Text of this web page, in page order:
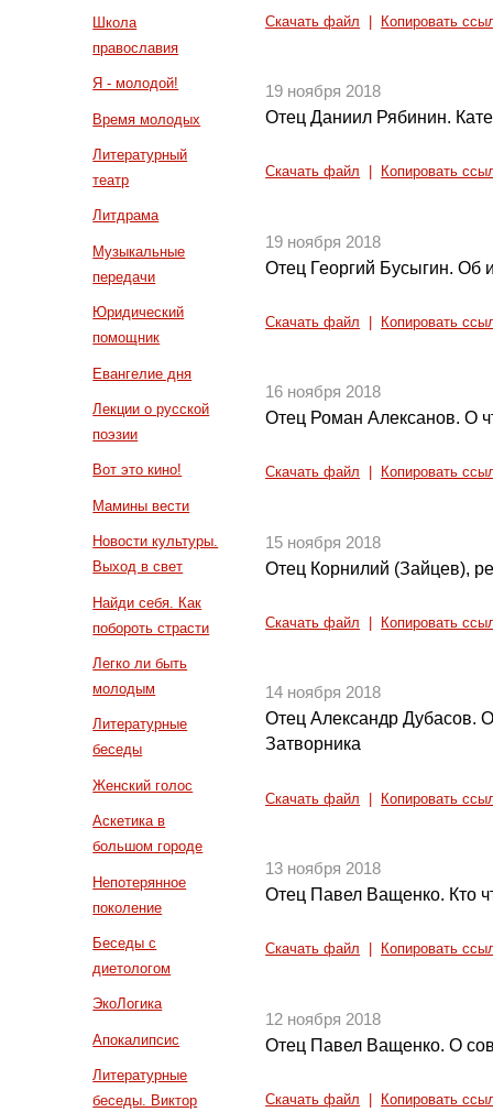
Школа
православия
Я - молодой!
Время молодых
Литературный
театр
Литдрама
Музыкальные
передачи
Юридический
помощник
Евангелие дня
Лекции о русской
поэзии
Вот это кино!
Мамины вести
Новости культуры.
Выход в свет
Найди себя. Как
побороть страсти
Легко ли быть
молодым
Литературные
беседы
Женский голос
Аскетика в
большом городе
Непотерянное
поколение
Беседы с
диетологом
ЭкоЛогика
Апокалипсис
Литературные
беседы. Виктор
Скачать файл Копировать
19 ноября 2018
Отец Даниил Рябинин.
Скачать файл Копировать
19 ноября 2018
Отец Георгий Бусыгин. Об
Скачать файл Копировать
16 ноября 2018
Отец Роман Алексанов. О
Скачать файл Копировать
15 ноября 2018
Отец Корнилий (Зайцев),
Скачать файл Копировать
14 ноября 2018
Отец Александр Дубасов.
Затворника
Скачать файл Копировать
13 ноября 2018
Отец Павел Ващенко. Кто
Скачать файл Копировать
12 ноября 2018
Отец Павел Ващенко. О
Скачать файл Копировать